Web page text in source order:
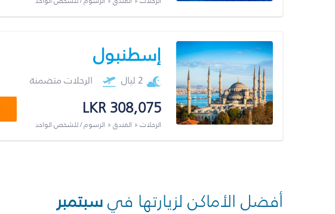
إسطنبول
2 ليال الرحلات متضمنة
LKR 308,075
الرحلات + الفندق + الرسوم / للشخص الواحد
أفضل الأماكن لزيارتها فيسبتمبر